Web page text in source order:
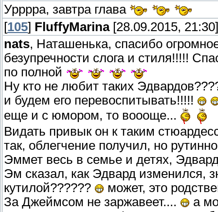
Урррра, завтра глава
[105] FluffyMarina[28.09.2015, 21:30]
nats, Наташенька, спасибо
безупречности слога и стиля!!!!!
по полной
Ну кто не любит таких
и будем его перевоспитывать!!!!!
еще и с юмором, то воооще...
Видать привык он к таким
так, облегчение получил, но
Эммет весь в семье и детях,
Эм сказал, как Эдвард изменился,
кутилой??????
может, это
За Джеймсом не заржавеет....
а